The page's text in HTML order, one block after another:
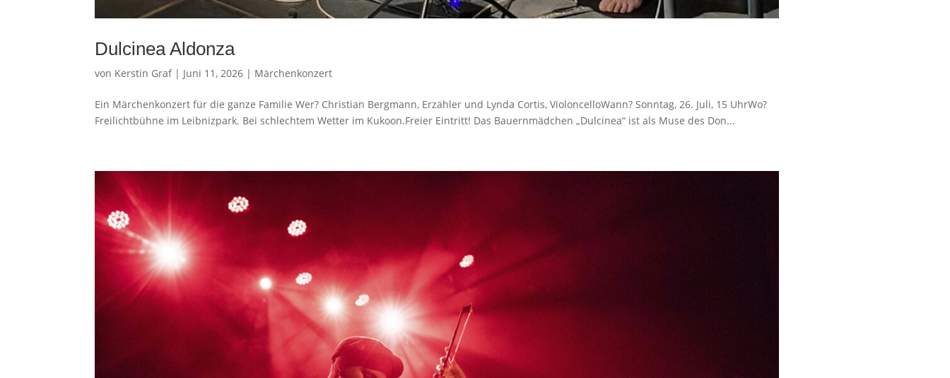
Dulcinea Aldonza
von Kerstin Graf| Juni 11, 2026 | Märchenkonzert
Ein Märchenkonzert für die ganze Familie Wer? Christian Bergmann, Erzähler und Lynda Cortis, VioloncelloWann? Sonntag, 26. Juli, 15 UhrWo?
Freilichtbühne im Leibnizpark. Bei schlechtem Wetter im Kukoon.Freier Eintritt! Das Bauernmädchen „Dulcinea“ ist als Muse des Don...